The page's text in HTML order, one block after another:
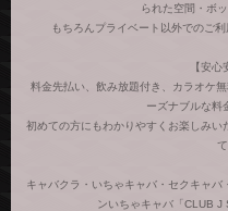
られた空間・ボ
もちろんプライベート以外でのご
【安心
料金先払い、飲み放題付き、カラオケ
ーズナブルな料
初めての方にもわかりやすくお楽しみ
キャバクラ・いちゃキャバ・セクキャ
ンいちゃキャバ「CLUB J